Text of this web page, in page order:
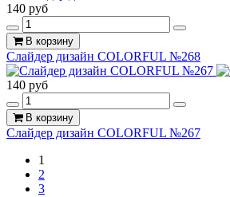
140 руб
В корзину
Слайдер дизайн COLORFUL №268
140 руб
В корзину
Слайдер дизайн COLORFUL №267
1
2
3